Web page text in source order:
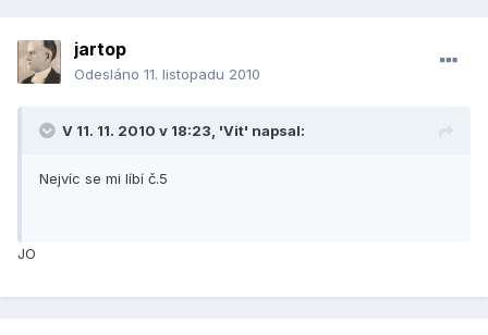
jartop
Odesláno 11. listopadu 2010
V 11. 11. 2010 v 18:23, 'Vit' napsal:
Nejvíc se mi líbí č.5
JO